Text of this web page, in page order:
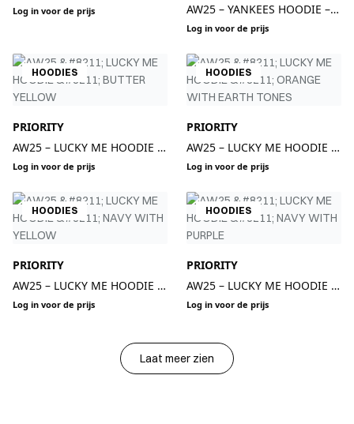
NAVY
Log in voor de prijs
AW25 – YANKEES HOODIE –
MELANGE GRAY
Log in voor de prijs
HOODIES
PRIORITY
AW25 – LUCKY ME HOODIE –
BUTTER YELLOW
Log in voor de prijs
HOODIES
PRIORITY
AW25 – LUCKY ME HOODIE –
ORANGE WITH EARTH TONES
Log in voor de prijs
HOODIES
PRIORITY
AW25 – LUCKY ME HOODIE –
NAVY WITH YELLOW
Log in voor de prijs
HOODIES
PRIORITY
AW25 – LUCKY ME HOODIE –
NAVY WITH PURPLE
Log in voor de prijs
Laat meer zien